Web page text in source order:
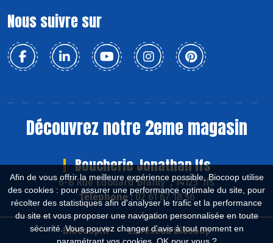
Afin de vous offrir la meilleure expérience possible, Biocoop utilise
des cookies : pour assurer une performance optimale du site, pour
récolter des statistiques afin d'analyser le trafic et la performance
du site et vous proposer une navigation personnalisée en toute
sécurité. Vous pouvez changer d'avis à tout moment en
Nous suivre sur
Découvrez notre 2eme magasin
Boucherie Jonathan Ifs
6-8 Rue Edouard Branly , 14123 Ifs
Téléphone :02 61 67 18 56
Biocoop.fr
Le réseau Biocoop